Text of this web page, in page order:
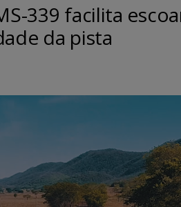
339 facilita
da pista